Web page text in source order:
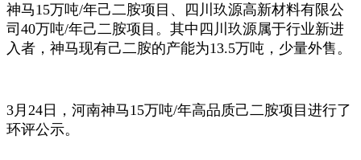
神马15万吨/年己二胺项目、四川玖源高新材料有限公
司40万吨/年己二胺项目。其中四川玖源属于行业新进
入者，神马现有己二胺的产能为13.5万吨，少量外售。
3月24日，河南神马15万吨/年高品质己二胺项目进行了
环评公示。